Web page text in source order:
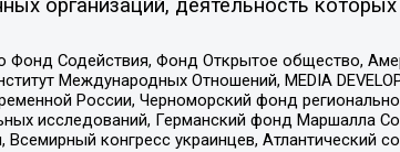
организаций, деятельность
Содействия, Фонд Открытое общество,
Международных Отношений, MEDIA
России, Черноморский фонд
исследований, Германский фонд Маршалла
конгресс украинцев, Атлантический